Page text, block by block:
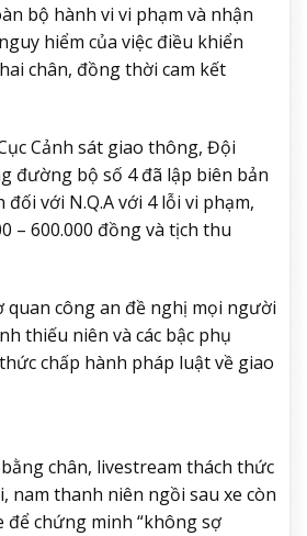
bộ hành vi vi phạm và nhận
hiểm của việc điều khiển
chân, đồng thời cam kết
Cảnh sát giao thông, Đội
đường bộ số 4 đã lập biên bản
với N.Q.A với 4 lỗi vi phạm,
– 600.000 đồng và tịch thu
quan công an đề nghị mọi người
thiếu niên và các bậc phụ
chấp hành pháp luật về giao
bằng chân, livestream thách thức
nam thanh niên ngồi sau xe còn
để chứng minh “không sợ